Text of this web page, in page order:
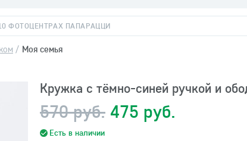
ФОТОЦЕНТРАХ ПАПАРАЦЦИ
/ Моя семья
Кружка с тёмно-синей ручкой и
570 руб. 475 руб.
Есть в наличии